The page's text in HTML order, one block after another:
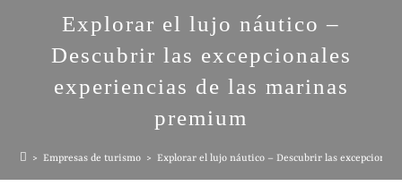
Explorar el lujo náutico –
Descubrir las excepcionales
experiencias de las marinas
premium
> Empresas de turismo > Explorar el lujo náutico – Descubrir las